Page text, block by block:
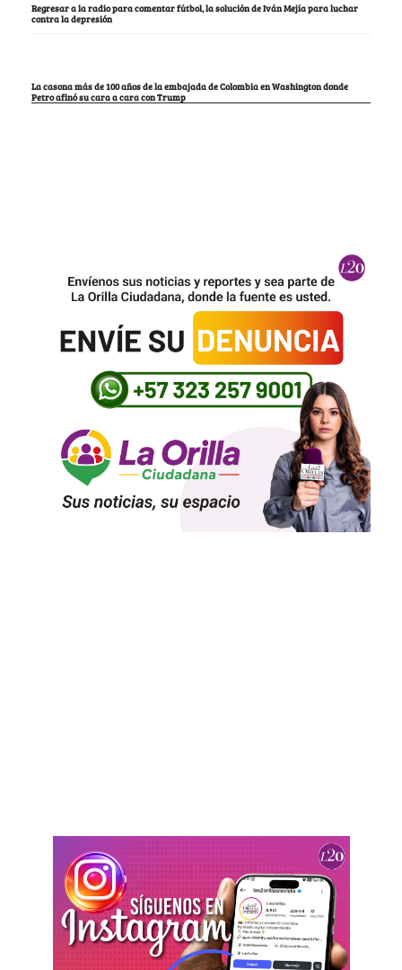
Regresar a la radio para comentar fútbol, la solución de Iván Mejía para luchar
contra la depresión
La casona más de 100 años de la embajada de Colombia en Washington donde
Petro afinó su cara a cara con Trump